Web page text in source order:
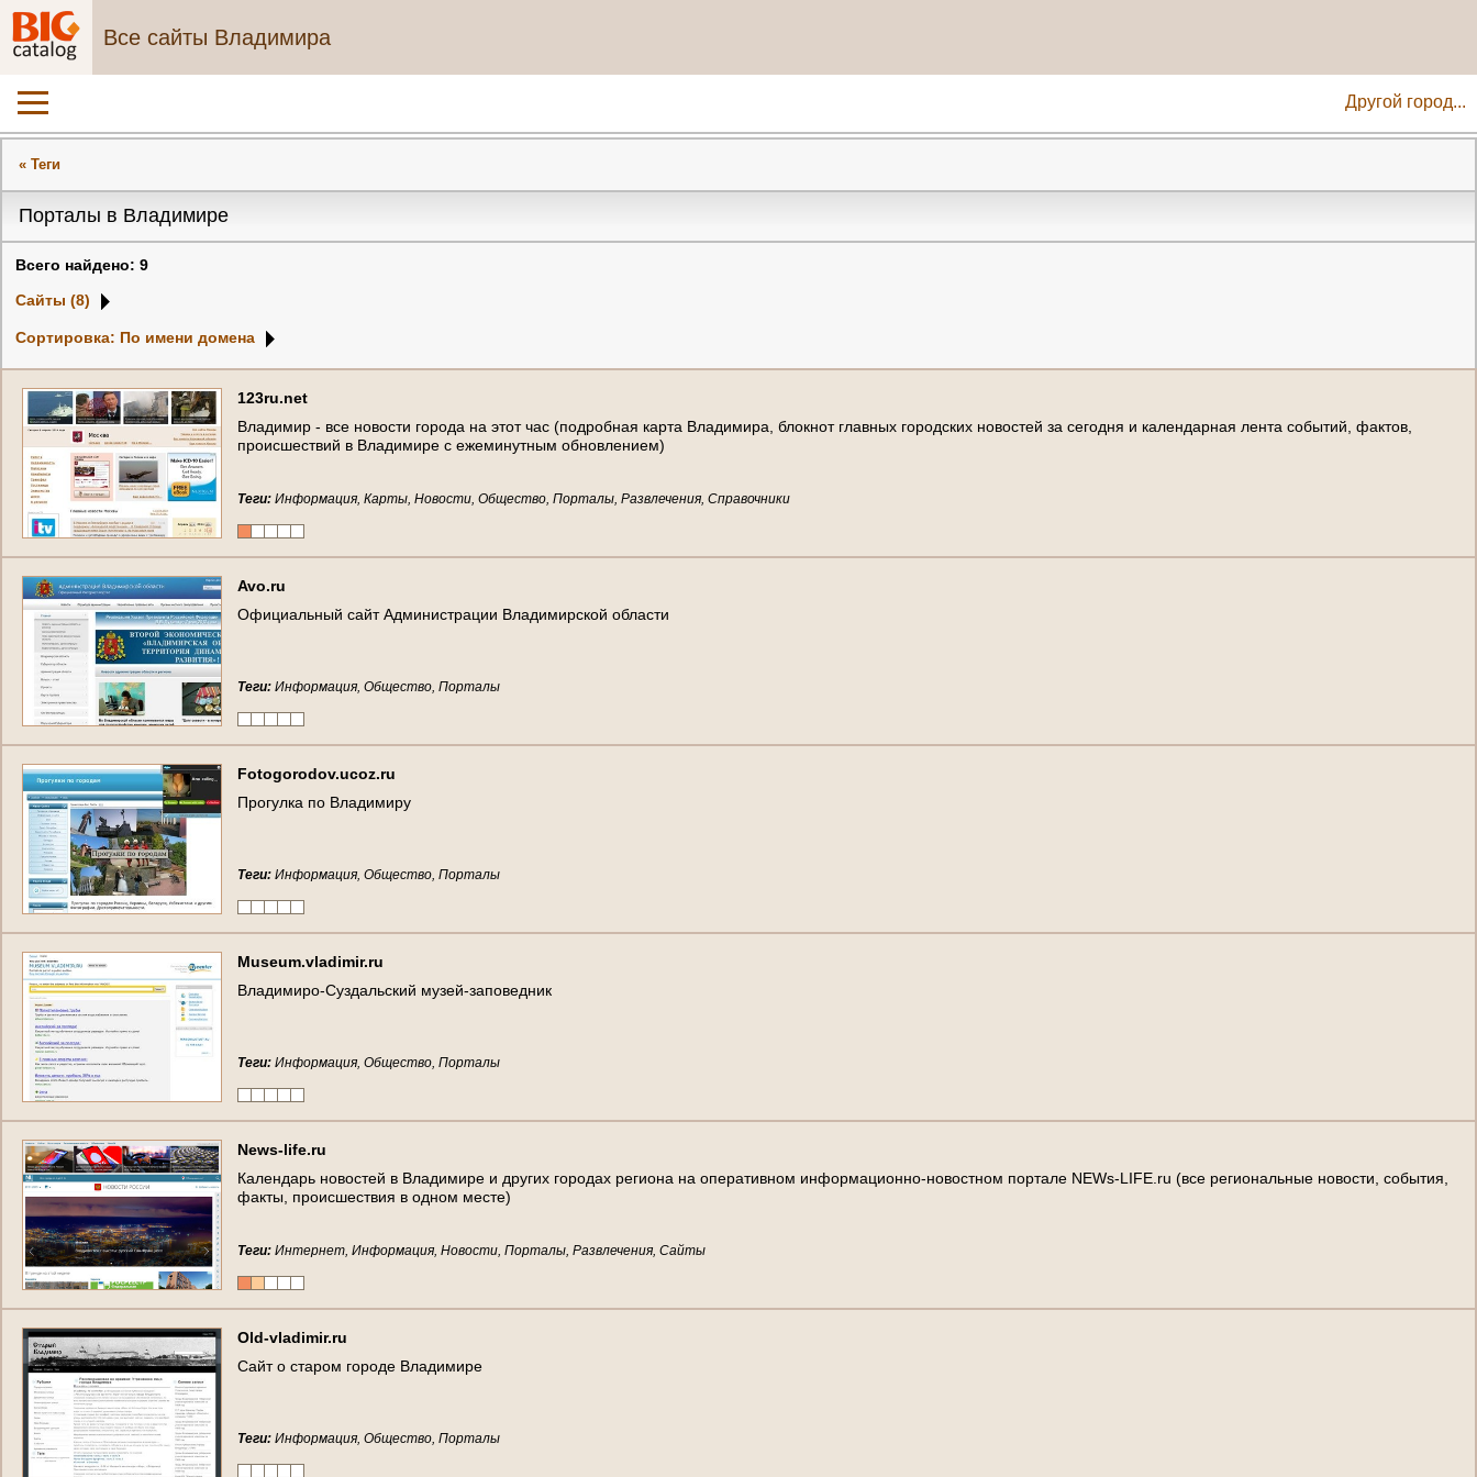
Все сайты Владимира
Другой город...
« Теги
Порталы в Владимире
Всего найдено: 9
Сайты (8)
Сортировка: По имени домена
123ru.net
Владимир - все новости города на этот час (подробная карта Владимира блокнот главных городских новостей за сегодня и календарная лента событий фактов
происшествий в Владимире с ежеминутным обновлением)
Теги: Информация, Карты, Новости, Общество, Порталы, Развлечения, Справочники
Avo.ru
Официальный сайт Администрации Владимирской области
Теги: Информация, Общество, Порталы
Fotogorodov.ucoz.ru
Прогулка по Владимиру
Теги: Информация, Общество, Порталы
Museum.vladimir.ru
Владимиро-Суздальский музей-заповедник
Теги: Информация, Общество, Порталы
News-life.ru
Календарь новостей в Владимире и других городах региона на оперативном информационно-новостном портале NEWs-L IFE ru (все региональные новости события
факты происшествия в одном месте)
Теги: Интернет, Информация, Новости, Порталы, Развлечения, Сайты
Old-vladimir.ru
Сайт о старом городе Владимире
Теги: Информация, Общество, Порталы